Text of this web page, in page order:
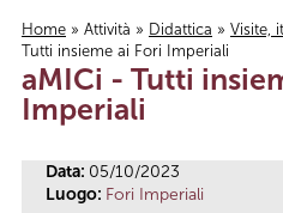
Tu sei qui
Home » Attività » Didattica » Visite,
Tutti insieme ai Fori Imperiali
aMICi - Tutti
Imperiali
Data: 05/10/2023
Luogo: Fori Imperiali